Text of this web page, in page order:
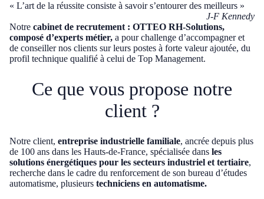
« L’art de la réussite consiste à savoir s’entourer des meilleurs »
J-F Kennedy
Notre cabinet de recrutement : OTTEO RH-Solutions,
composé d’experts métier, a pour challenge d’accompagner et
de conseiller nos clients sur leurs postes à forte valeur ajoutée, du
profil technique qualifié à celui de Top Management.
Ce que vous propose notre
client ?
Notre client, entreprise industrielle familiale, ancrée depuis plus
de 100 ans dans les Hauts-de-France, spécialisée dans les
solutions énergétiques pour les secteurs industriel et tertiaire,
recherche dans le cadre du renforcement de son bureau d’études
automatisme, plusieurs techniciens en automatisme.